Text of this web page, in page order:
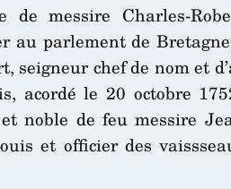
de messire Charles-
au parlement de
seigneur chef de nom et
acordé le 20 octobre
noble de feu messire
et officier des